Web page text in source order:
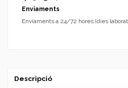
Enviaments
Enviaments a 24/72 hores (dies
Descripció